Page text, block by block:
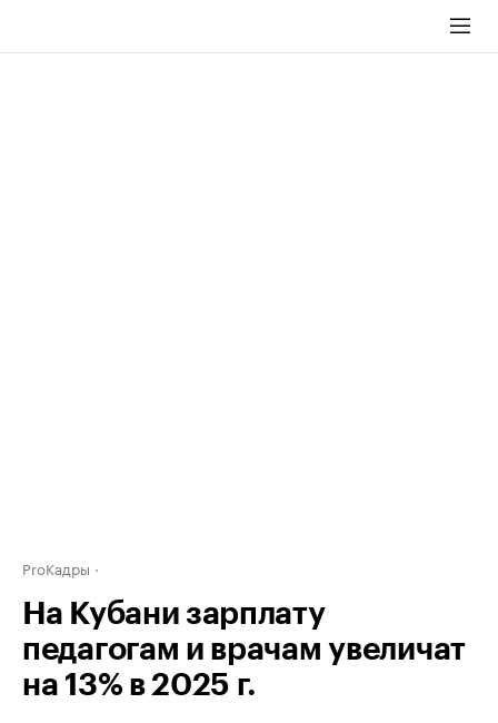
ProКадры
На Кубани зарплату
педагогам и врачам увеличат
на 13% в 2025 г.